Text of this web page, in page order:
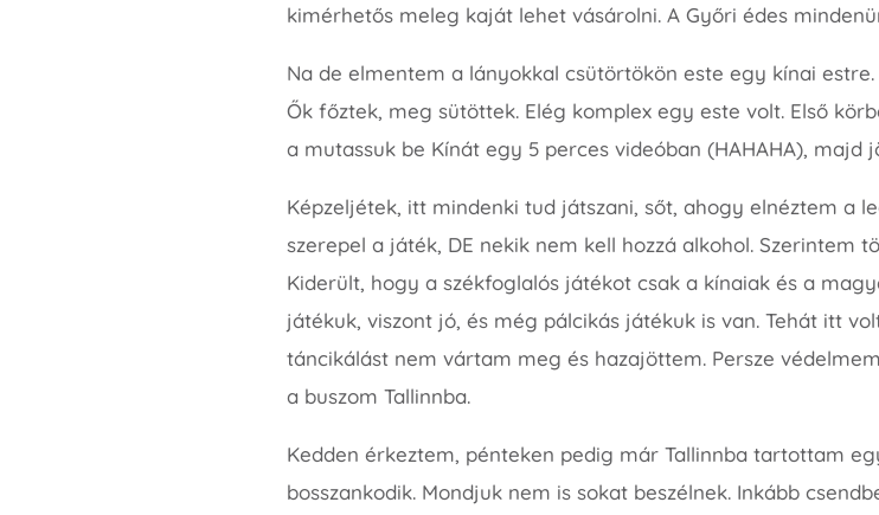
kimérhetős meleg kaját lehet vásárolni. A Győri édes
Na de elmentem a lányokkal csütörtökön este egy kínai
Ők főztek, meg sütöttek. Elég komplex egy este volt. Első
a mutassuk be Kínát egy 5 perces videóban (HAHAHA), majd
Képzeljétek, itt mindenki tud játszani, sőt, ahogy elnéztem a
szerepel a játék, DE nekik nem kell hozzá alkohol. Szerintem
Kiderült, hogy a székfoglalós játékot csak a kínaiak és a
játékuk, viszont jó, és még pálcikás játékuk is van. Tehát itt
táncikálást nem vártam meg és hazajöttem. Persze
a buszom Tallinnba.
Kedden érkeztem, pénteken pedig már Tallinnba tartottam
bosszankodik. Mondjuk nem is sokat beszélnek. Inkább